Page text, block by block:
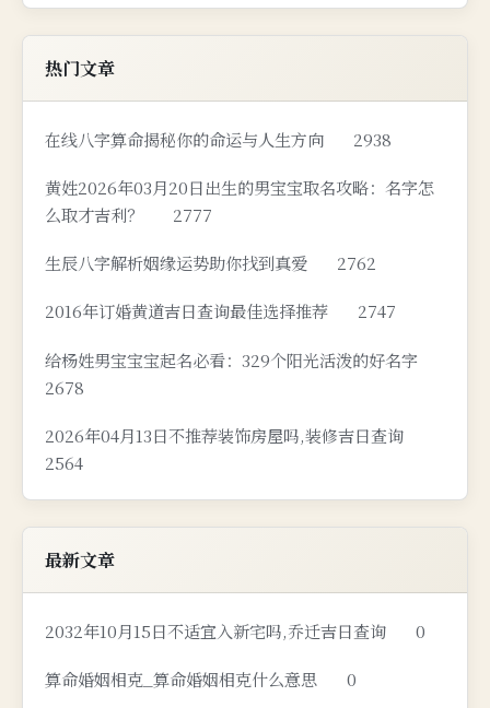
热门文章
在线八字算命揭秘你的命运与人生方向 2938
黄姓2026年03月20日出生的男宝宝取名攻略：名字怎
么取才吉利？
2777
生辰八字解析姻缘运势助你找到真爱 2762
2016年订婚黄道吉日查询最佳选择推荐 2747
给杨姓男宝宝宝起名必看：329个阳光活泼的好名字
2678
2026年04月13日不推荐装饰房屋吗,装修吉日查询
2564
最新文章
2032年10月15日不适宜入新宅吗,乔迁吉日查询 0
算命婚姻相克_算命婚姻相克什么意思 0